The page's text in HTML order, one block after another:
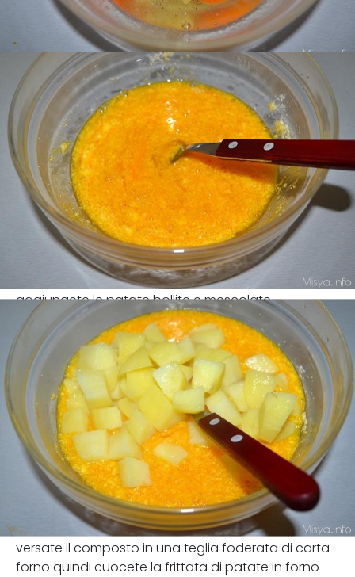
aggiungete le patate bollite e mescolate
versate il composto in una teglia foderata di carta
forno quindi cuocete la frittata di patate in forno